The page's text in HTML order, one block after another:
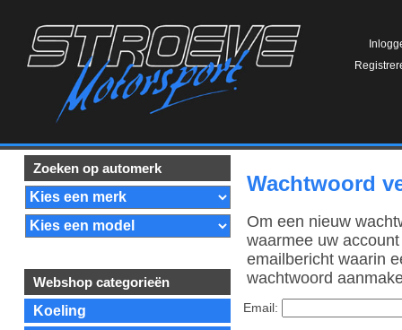
Zoeken op automerk
Webshop categorieën
Koeling
Wachtwoord
Om een nieuw
waarmee uw
emailbericht waarin
wachtwoord
Email: